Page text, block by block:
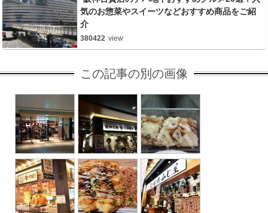
気のお惣菜やスイーツなどおすすめ商品をご紹
介
380422 view
この記事の別の画像